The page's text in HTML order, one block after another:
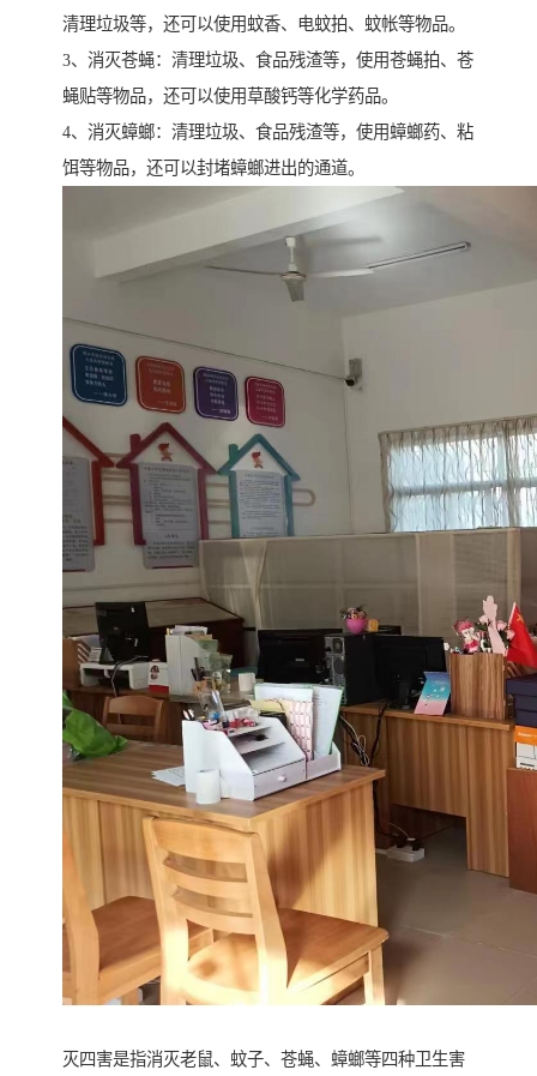
清理垃圾等，还可以使用蚊香、电蚊拍、蚊帐等物品。
3、消灭苍蝇：清理垃圾、食品残渣等，使用苍蝇拍、苍
蝇贴等物品，还可以使用草酸钙等化学药品。
4、消灭蟑螂：清理垃圾、食品残渣等，使用蟑螂药、粘
饵等物品，还可以封堵蟑螂进出的通道。
灭四害是指消灭老鼠、蚊子、苍蝇、蟑螂等四种卫生害